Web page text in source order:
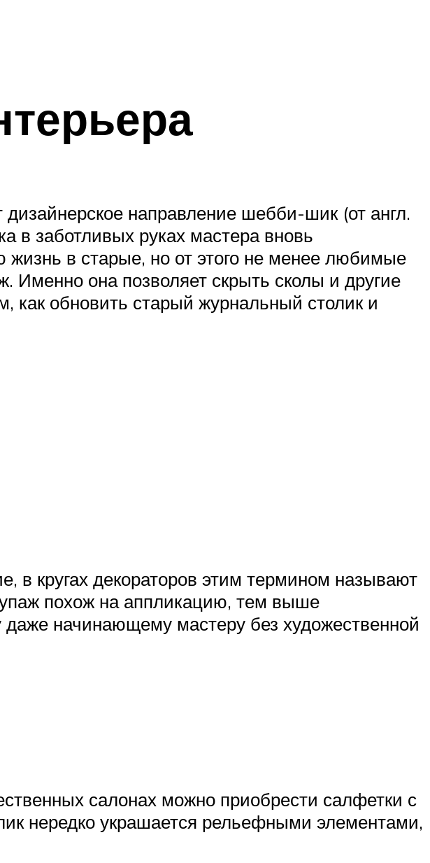
направление шебби-шик (от англ.
в заботливых руках мастера вновь
в старые, но от этого не менее любимые
Именно она позволяет скрыть сколы и другие
обновить старый журнальный столик и
в кругах декораторов этим термином называют
похож на аппликацию, тем выше
начинающему мастеру без художественной
салонах можно приобрести салфетки с
нередко украшается рельефными элементами,